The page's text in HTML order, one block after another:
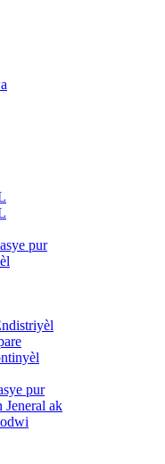
pur
pur
Jeneral ak